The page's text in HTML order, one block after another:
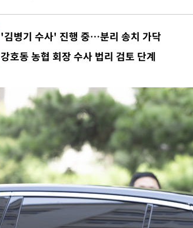
'김병기 수사' 진행 중…분리 송치 가닥
강호동 농협 회장 수사 법리 검토 단계